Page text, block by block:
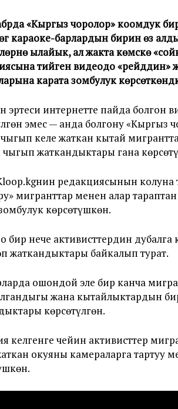
«Кыргыз чоролор» коомдук
караоке-барлардын бирин өз
ылайык, ал жакта көмүскө
тийген видеодо «рейддин»
карата зомбулук
эртеси интернетте пайда болгон
эмес — анда болгону «Кыргыз
келе жаткан кытай
жаткандыктары гана
редакциясынын
мигранттар менен алар
көрсөтүшкөн.
бир нече активисттердин
жаткандыктары байкалып турат.
ошондой эле бир канча
жана кытайлыктардын
көрсөтүлгөн.
келгенге чейин активисттер
окуяны камераларга тартуу